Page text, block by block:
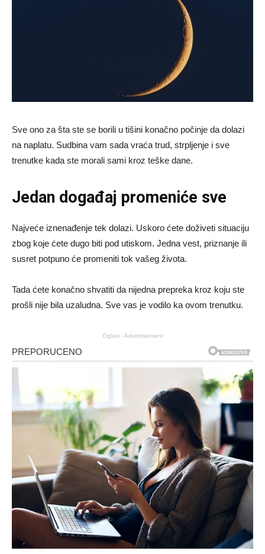
Sve ono za šta ste se borili u tišini konačno počinje da dolazi
na naplatu. Sudbina vam sada vraća trud, strpljenje i sve
trenutke kada ste morali sami kroz teške dane.
Jedan događaj promeniće sve
Najveće iznenađenje tek dolazi. Uskoro ćete doživeti situaciju
zbog koje ćete dugo biti pod utiskom. Jedna vest, priznanje ili
susret potpuno će promeniti tok vašeg života.
Tada ćete konačno shvatiti da nijedna prepreka kroz koju ste
prošli nije bila uzaludna. Sve vas je vodilo ka ovom trenutku.
Oglasi - Advertisement